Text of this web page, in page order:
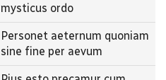
mysticus ordo
Personet aeternum quoniam
sine fine per aevum